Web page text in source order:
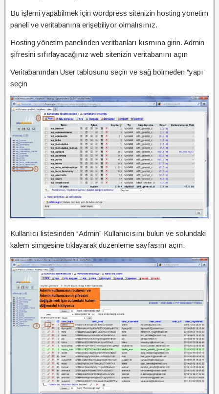
Bu işlemi yapabilmek için wordpress sitenizin hosting yönetim
paneli ve veritabanına erişebiliyor olmalısınız.
Hosting yönetim panelinden veritbanları kısmına girin. Admin
şifresini sıfırlayacağınız web sitenizin veritabanını açın
Veritabanından User tablosunu seçin ve sağ bölmeden “yapı”
seçin
Kullanıcı listesinden “Admin” Kullanıcısını bulun ve solundaki
kalem simgesine tıklayarak düzenleme sayfasını açın.